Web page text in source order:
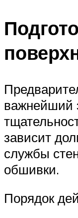
важнейший
зависит
службы
обшивки.
Порядок